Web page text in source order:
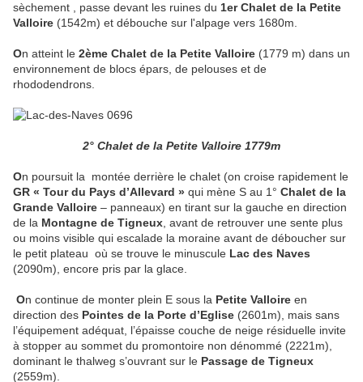
sèchement , passe devant les ruines du 1er Chalet de la Petite
Valloire (1542m) et débouche sur l'alpage vers 1680m.
On atteint le 2ème Chalet de la Petite Valloire (1779 m) dans un
environnement de blocs épars, de pelouses et de
rhododendrons.
2° Chalet de la Petite Valloire 1779m
On poursuit la
montée derrière le chalet (on croise rapidement le
GR « Tour du Pays d’Allevard » qui mène S au 1° Chalet de la
Grande Valloire – panneaux) en tirant sur la gauche en direction
de la Montagne de Tigneux , avant de retrouver une sente plus
ou moins visible qui escalade la moraine avant de déboucher sur
le petit plateau où se trouve le minuscule Lac des Naves
(2090m), encore pris par la glace.
On continue de monter plein E sous la Petite Valloire en
direction des Pointes de la Porte d’Eglise (2601m),
mais sans
l’équipement adéquat, l’épaisse couche de neige résiduelle invite
à stopper au sommet du promontoire non dénommé (2221m),
dominant le thalweg s’ouvrant sur le Passage de Tigneux
(2559m).